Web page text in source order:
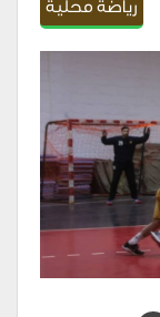
رياضة محلية